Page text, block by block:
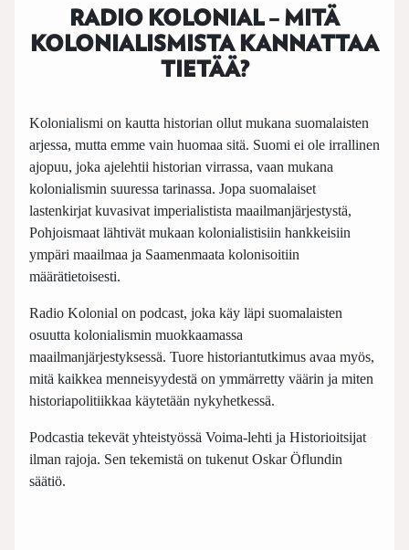
RADIO KOLONIAL – MITÄ
KOLONIALISMISTA KANNATTAA
TIETÄÄ?
Kolonialismi on kautta historian ollut mukana suomalaisten
arjessa, mutta emme vain huomaa sitä. Suomi ei ole irrallinen
ajopuu, joka ajelehtii historian virrassa, vaan mukana
kolonialismin suuressa tarinassa. Jopa suomalaiset
lastenkirjat kuvasivat imperialistista maailmanjärjestystä,
Pohjoismaat lähtivät mukaan kolonialistisiin hankkeisiin
ympäri maailmaa ja Saamenmaata kolonisoitiin
määrätietoisesti.
Radio Kolonial on podcast, joka käy läpi suomalaisten
osuutta kolonialismin muokkaamassa
maailmanjärjestyksessä. Tuore historiantutkimus avaa myös,
mitä kaikkea menneisyydestä on ymmärretty väärin ja miten
historiapolitiikkaa käytetään nykyhetkessä.
Podcastia tekevät yhteistyössä Voima-lehti ja Historioitsijat
ilman rajoja. Sen tekemistä on tukenut Oskar Öflundin
säätiö.